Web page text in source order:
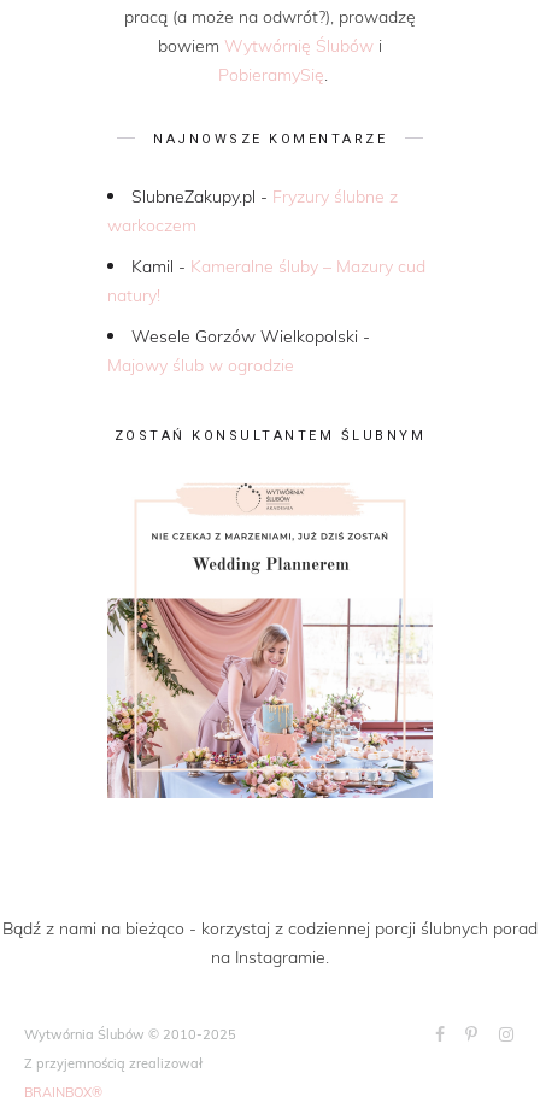
pracą (a może na odwrót?), prowadzę
bowiem Wytwórnię Ślubów i
PobieramySię
NAJNOWSZE KOMENTARZE
SlubneZakupy.pl - Fryzury ślubne z
warkoczem
Kamil - Kameralne śluby – Mazury cud
natury!
Wesele Gorzów Wielkopolski -
Majowy ślub w ogrodzie
ZOSTAŃ KONSULTANTEM ŚLUBNYM
Bądź z nami na bieżąco - korzystaj z codziennej porcji ślubnych porad
na Instagramie.
Wytwórnia Ślubów © 2010-2025
Z przyjemnością zrealizował
BRAINBOX®